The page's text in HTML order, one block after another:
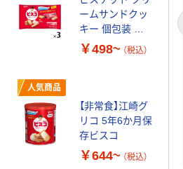
ームサンドクッ
キー 個包装 お
配り菓子 ビスコ
￥498~ （税込）
人気商品
【非常食】江崎グ
リコ 5年6か月保
存ビスコ
￥644~ （税込）